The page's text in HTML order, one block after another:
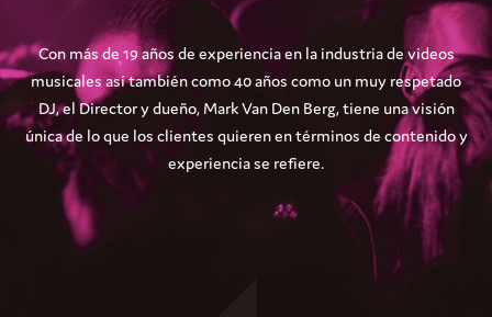
Con más de 19 años de experiencia en la industria de videos
musicales así también como 40 años como un muy respetado
DJ, el Director y dueño, Mark Van Den Berg, tiene una visión
única de lo que los clientes quieren en términos de contenido y
experiencia se refiere.